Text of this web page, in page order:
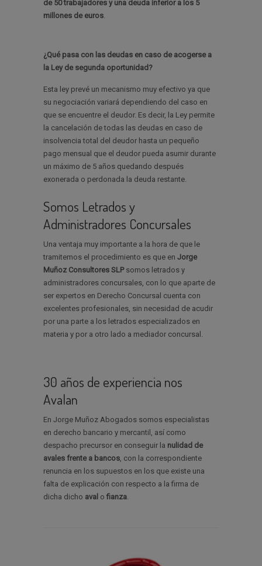
de 50 trabajadores y una deuda inferior a los 5
millones de euros.
¿Qué pasa con las deudas en caso de acogerse a
la Ley de segunda oportunidad?
Esta ley prevé un mecanismo muy efectivo ya que
su negociación variará dependiendo del caso en
que se encuentre el deudor. Es decir, la Ley permite
la cancelación de todas las deudas en caso de
insolvencia total del deudor hasta un pequeño
pago mensual que el deudor pueda asumir durante
un máximo de 5 años quedando después
exonerada o perdonada la deuda restante.
Somos Letrados y
Administradores Concursales
Una ventaja muy importante a la hora de que le
tramitemos el procedimiento es que en Jorge
Muñoz Consultores SLP somos letrados y
administradores concursales, con lo que aparte de
ser expertos en Derecho Concursal cuenta con
excelentes profesionales, sin necesidad de acudir
por una parte a los letrados especializados en
materia y por a otro lado a mediador concursal.
30 años de experiencia nos
Avalan
En Jorge Muñoz Abogados somos especialistas
en derecho bancario y mercantil, así como
despacho precursor en conseguir la nulidad de
avales frente a bancos, con la correspondiente
renuncia en los supuestos en los que existe una
falta de explicación con respecto a la firma de
dicha dicho aval o fianza.